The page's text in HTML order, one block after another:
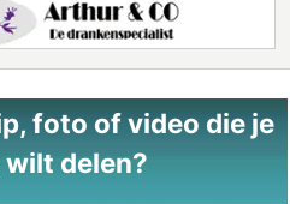
foto of video die je
delen?